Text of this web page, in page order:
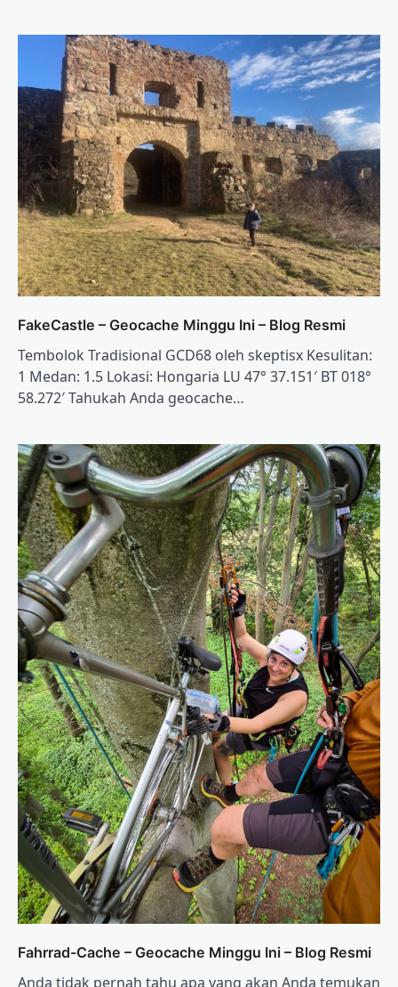
FakeCastle – Geocache Minggu Ini – Blog Resmi
Tembolok Tradisional GCD68 oleh skeptisx Kesulitan:
1 Medan: 1.5 Lokasi: Hongaria LU 47° 37.151′ BT 018°
58.272′ Tahukah Anda geocache…
Fahrrad-Cache – Geocache Minggu Ini – Blog Resmi
Anda tidak pernah tahu apa yang akan Anda temukan